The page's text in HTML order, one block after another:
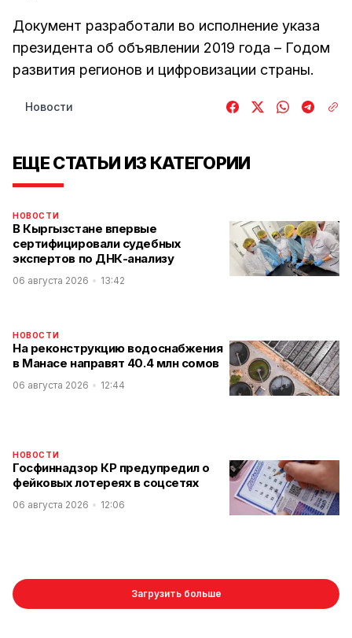
Документ разработали во исполнение указа
президента об объявлении 2019 года – Годом
развития регионов и цифровизации страны.
Новости
ЕЩЕ СТАТЬИ ИЗ КАТЕГОРИИ
НОВОСТИ
В Кыргызстане впервые
сертифицировали судебных
экспертов по ДНК-анализу
06 августа 2026 13:42
НОВОСТИ
На реконструкцию водоснабжения
в Манасе направят 40.4 млн сомов
06 августа 2026 12:44
НОВОСТИ
Госфиннадзор КР предупредил о
фейковых лотереях в соцсетях
06 августа 2026 12:06
Загрузить больше